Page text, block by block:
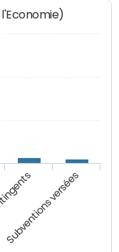
Subventions versées